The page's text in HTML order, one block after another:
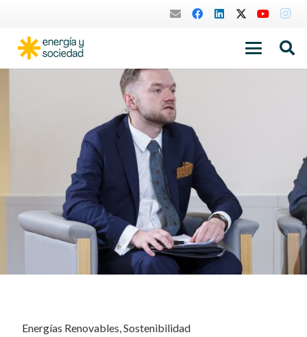
Energías Renovables,Sostenibilidad